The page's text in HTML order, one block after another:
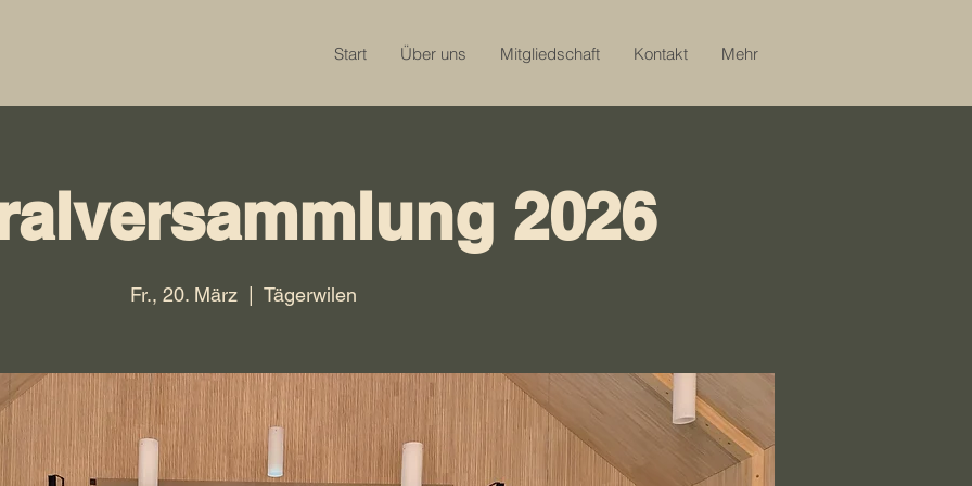
Start Über uns Mitgliedschaft Kontakt Mehr
2026
Fr., 20. März
  |
Tägerwilen